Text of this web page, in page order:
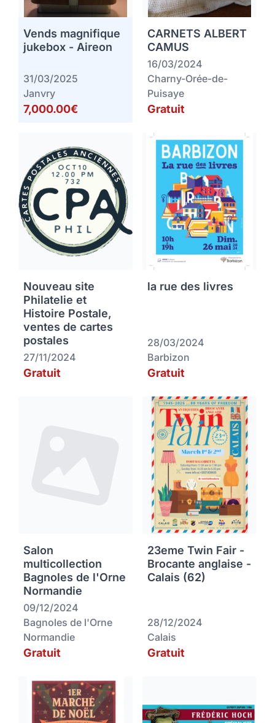
Vends magnifique
jukebox - Aireon
31/03/2025
Janvry
7,000.00€
CARNETS ALBERT
CAMUS
16/03/2024
Charny-Orée-de-
Puisaye
Gratuit
Nouveau site
Philatelie et
Histoire Postale,
ventes de cartes
postales
27/11/2024
Gratuit
la rue des livres
28/03/2024
Barbizon
Gratuit
Salon
multicollection
Bagnoles de l'Orne
Normandie
09/12/2024
Bagnoles de l'Orne
Normandie
Gratuit
23eme Twin Fair -
Brocante anglaise -
Calais (62)
28/12/2024
Calais
Gratuit